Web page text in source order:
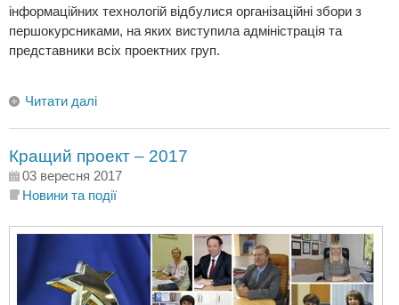
інформаційних технологій відбулися організаційні збори з
першокурсниками, на яких виступила адміністрація та
представники всіх проектних груп.
Читати далі
Кращий проект – 2017
03 вересня 2017
Новини та події